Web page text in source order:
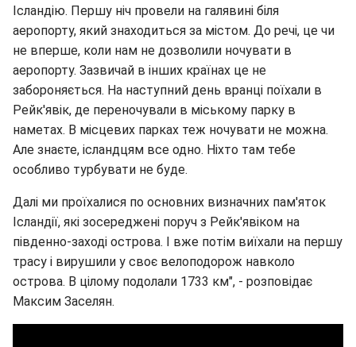
Ісландію. Першу ніч провели на галявині біля
аеропорту, який знаходиться за містом. До речі, це чи
не вперше, коли нам не дозволили ночувати в
аеропорту. Зазвичай в інших країнах це не
забороняється. На наступний день вранці поїхали в
Рейк'явік, де переночували в міському парку в
наметах. В місцевих парках теж ночувати не можна.
Але знаєте, ісландцям все одно. Ніхто там тебе
особливо турбувати не буде.
Далі ми проїхалися по основних визначних пам'яток
Ісландії, які зосереджені поруч з Рейк'явіком на
південно-заході острова. І вже потім виїхали на першу
трасу і вирушили у своє велоподорож навколо
острова. В цілому подолали 1733 км", - розповідає
Максим Заселян.